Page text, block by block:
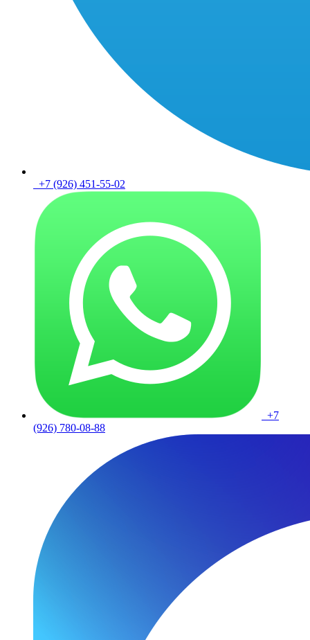
+7 (926) 451-55-02
+7
(926) 780-08-88